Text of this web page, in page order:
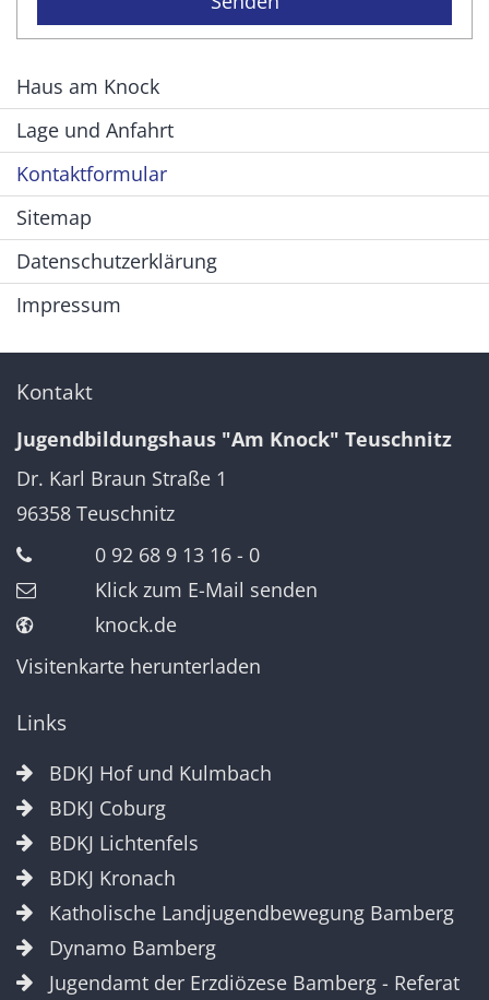
Haus am Knock
Lage und Anfahrt
Kontaktformular
Sitemap
Datenschutzerklärung
Impressum
Kontakt
Jugendbildungshaus "Am Knock" Teuschnitz
Dr. Karl Braun Straße 1
96358 Teuschnitz
0 92 68 9 13 16 - 0
Klick zum E-Mail senden
knock.de
Visitenkarte herunterladen
Links
BDKJ Hof und Kulmbach
BDKJ Coburg
BDKJ Lichtenfels
BDKJ Kronach
Katholische Landjugendbewegung Bamberg
Dynamo Bamberg
Jugendamt der Erzdiözese Bamberg - Referat